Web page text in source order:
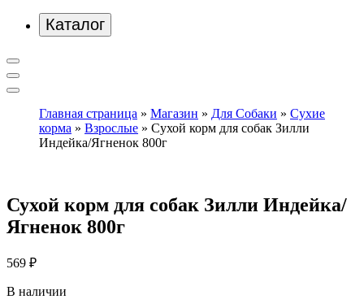
Каталог
Главная страница » Магазин » Для Собаки » Сухие
корма » Взрослые » Сухой корм для собак Зилли
Индейка/Ягненок 800г
Сухой корм для собак Зилли Индейка/
Ягненок 800г
569 ₽
В наличии